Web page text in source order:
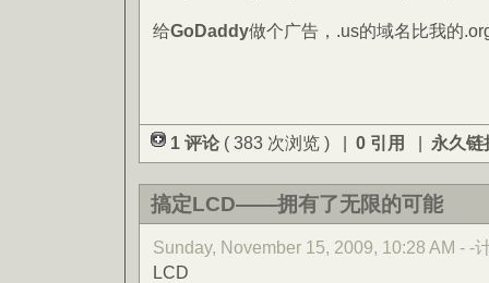
给GoDaddy做个广告，.us的域名比我的
1 评论 ( 383 次浏览 ) | 0 引用 | 永久链
搞定LCD——拥有了无限的可能
Sunday, November 15, 2009, 10:28 AM - -
LCD